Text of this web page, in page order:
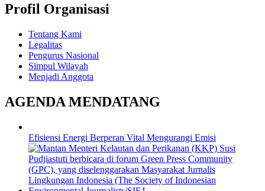
Profil Organisasi
Tentang Kami
Legalitas
Pengurus Nasional
Simpul Wilayah
Menjadi Anggota
AGENDA MENDATANG
Efisiensi Energi Berperan Vital Mengurangi Emisi